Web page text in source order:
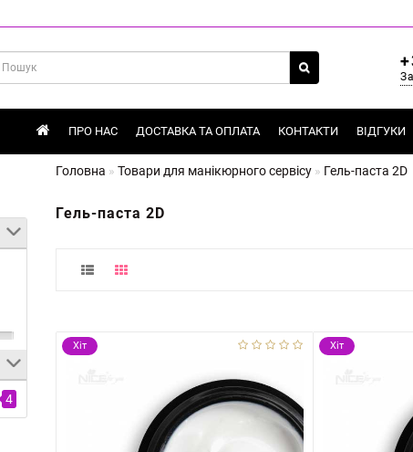
ПРО НАС ДОСТАВКА ТА ОПЛАТА КОНТАКТИ ВІДГУКИ
4
Головна Товари для манікюрного сервісу Гель-паста 2D
Гель-паста 2D
Хіт Хіт